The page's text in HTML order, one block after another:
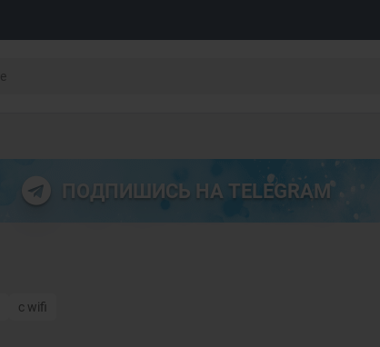
ПОДПИШИСЬ НА TELEGRAM
с wifi